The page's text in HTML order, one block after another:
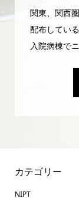
関東、関西
配布してい
入院病棟で
カテゴリー
NIPT